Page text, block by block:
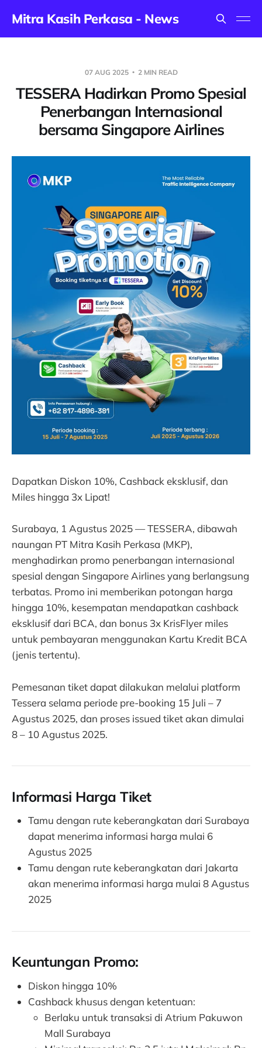
Mitra Kasih Perkasa - News
07 AUG 2025 2 MIN READ
TESSERA Hadirkan Promo Spesial
Penerbangan Internasional
bersama Singapore Airlines
Dapatkan Diskon 10%, Cashback eksklusif, dan
Miles hingga 3x Lipat!
Surabaya, 1 Agustus 2025 — TESSERA, dibawah
naungan PT Mitra Kasih Perkasa (MKP),
menghadirkan promo penerbangan internasional
spesial dengan Singapore Airlines yang berlangsung
terbatas. Promo ini memberikan potongan harga
hingga 10%, kesempatan mendapatkan cashback
eksklusif dari BCA, dan bonus 3x KrisFlyer miles
untuk pembayaran menggunakan Kartu Kredit BCA
(jenis tertentu).
Pemesanan tiket dapat dilakukan melalui platform
Tessera selama periode pre-booking 15 Juli – 7
Agustus 2025, dan proses issued tiket akan dimulai
8 – 10 Agustus 2025.
Informasi Harga Tiket
Tamu dengan rute keberangkatan dari Surabaya
dapat menerima informasi harga mulai 6
Agustus 2025
Tamu dengan rute keberangkatan dari Jakarta
akan menerima informasi harga mulai 8 Agustus
2025
Keuntungan Promo:
Diskon hingga 10%
Cashback khusus dengan ketentuan:
Berlaku untuk transaksi di Atrium Pakuwon
Mall Surabaya